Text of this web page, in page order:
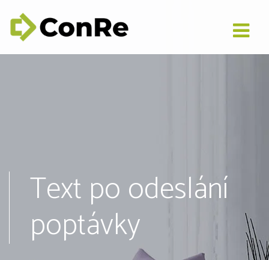
Text po odeslání
poptávky